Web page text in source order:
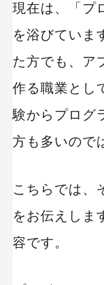
現在は、「プ
を浴びていま
た方でも、ア
作る職業とし
験からプログ
方も多いので
こちらでは、
をお伝えしま
容です。